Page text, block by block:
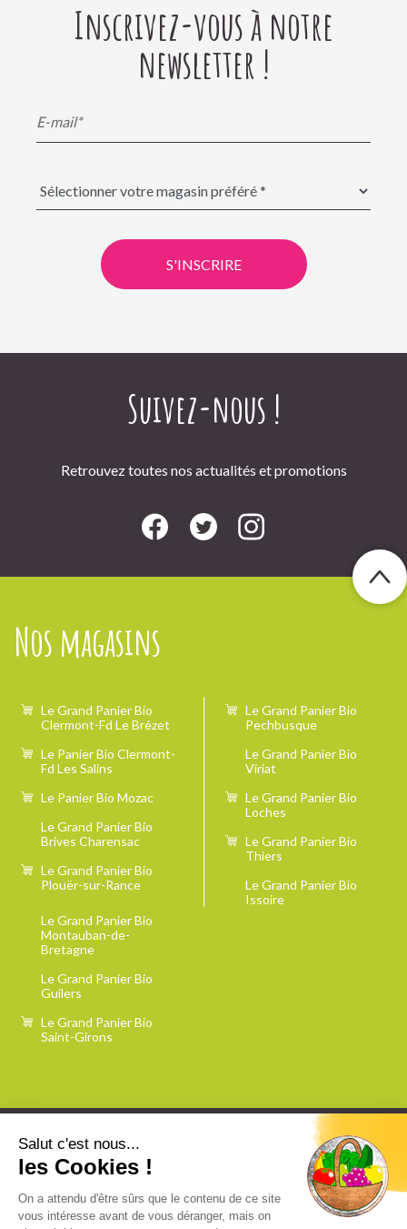
Salut c'est nous...
les Cookies !
On a attendu d'être sûrs que le contenu de ce site
vous intéresse avant de vous déranger, mais on
Inscrivez-vous à notre
newsletter !
S'INSCRIRE
Suivez-nous !
Retrouvez toutes nos actualités et promotions
Nos magasins
Le Grand Panier Bio
Clermont-Fd Le Brézet
Le Panier Bio Clermont-
Fd Les Salins
Le Panier Bio Mozac
Le Grand Panier Bio
Brives Charensac
Le Grand Panier Bio
Plouër-sur-Rance
Le Grand Panier Bio
Pechbusque
Le Grand Panier Bio
Viriat
Le Grand Panier Bio
Loches
Le Grand Panier Bio
Thiers
Le Grand Panier Bio
Issoire
Le Grand Panier Bio
Montauban-de-
Bretagne
Le Grand Panier Bio
Guilers
Le Grand Panier Bio
Saint-Girons
Contact
Plan du site Mentions légales